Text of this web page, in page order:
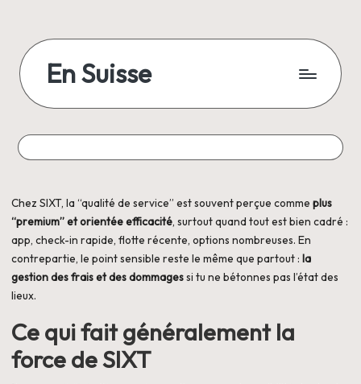
content
En Suisse
Chez SIXT, la “qualité de service” est souvent perçue commeplus
“premium” et orientée efficacité, surtout quand tout est bien cadré :
app, check-in rapide, flotte récente, options nombreuses. En
contrepartie, le point sensible reste le même que partout :la
gestion des frais et des dommagessi tu ne bétonnes pas l’état des
lieux.
Ce qui fait généralement la
force de SIXT